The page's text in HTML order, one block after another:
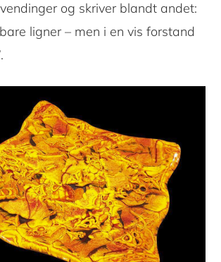
og skriver blandt andet:
ligner – men i en vis forstand